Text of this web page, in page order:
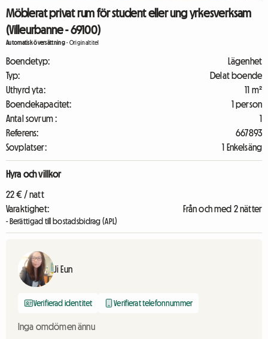
Möblerat privat rum för student eller ung yrkesverksam
(Villeurbanne - 69100)
Automatisk översättning-Originaltitel
Boendetyp:
Lägenhet
Typ:
Delat boende
Uthyrd yta:
11 m²
Boendekapacitet:
1 person
Antal sovrum :
1
Referens:
667893
Sovplatser:
1 Enkelsäng
Hyra och villkor
22 € / natt
Varaktighet:
Från och med 2 nätter
- Berättigad till bostadsbidrag (APL)
Ji Eun
Verifierad identitet Verifierat telefonnummer
Inga omdömen ännu